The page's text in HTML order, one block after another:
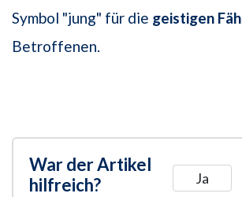
Symbol "jung" für die geistigen
Betroffenen.
War der Artikel
hilfreich?
Ja